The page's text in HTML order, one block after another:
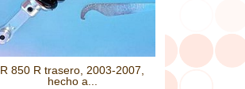
R 850 R trasero, 2003-2007,
hecho a...